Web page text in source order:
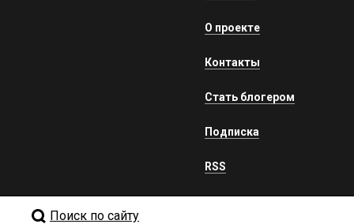
О проекте
Контакты
Стать блогером
Подписка
RSS
Поиск по сайту